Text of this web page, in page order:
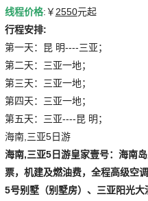
线程价格:￥ 2550元起
行程安排:
第一天：昆 明----三亚；
第二天：三亚一地；
第三天：三亚一地；
第四天：三亚一地；
第五天：三亚----昆 明；
海南,三亚5日游
海南,三亚5日游皇家壹号：海南
票，机建及燃油费，全程高级空
5号别墅（别墅房）、三亚阳光